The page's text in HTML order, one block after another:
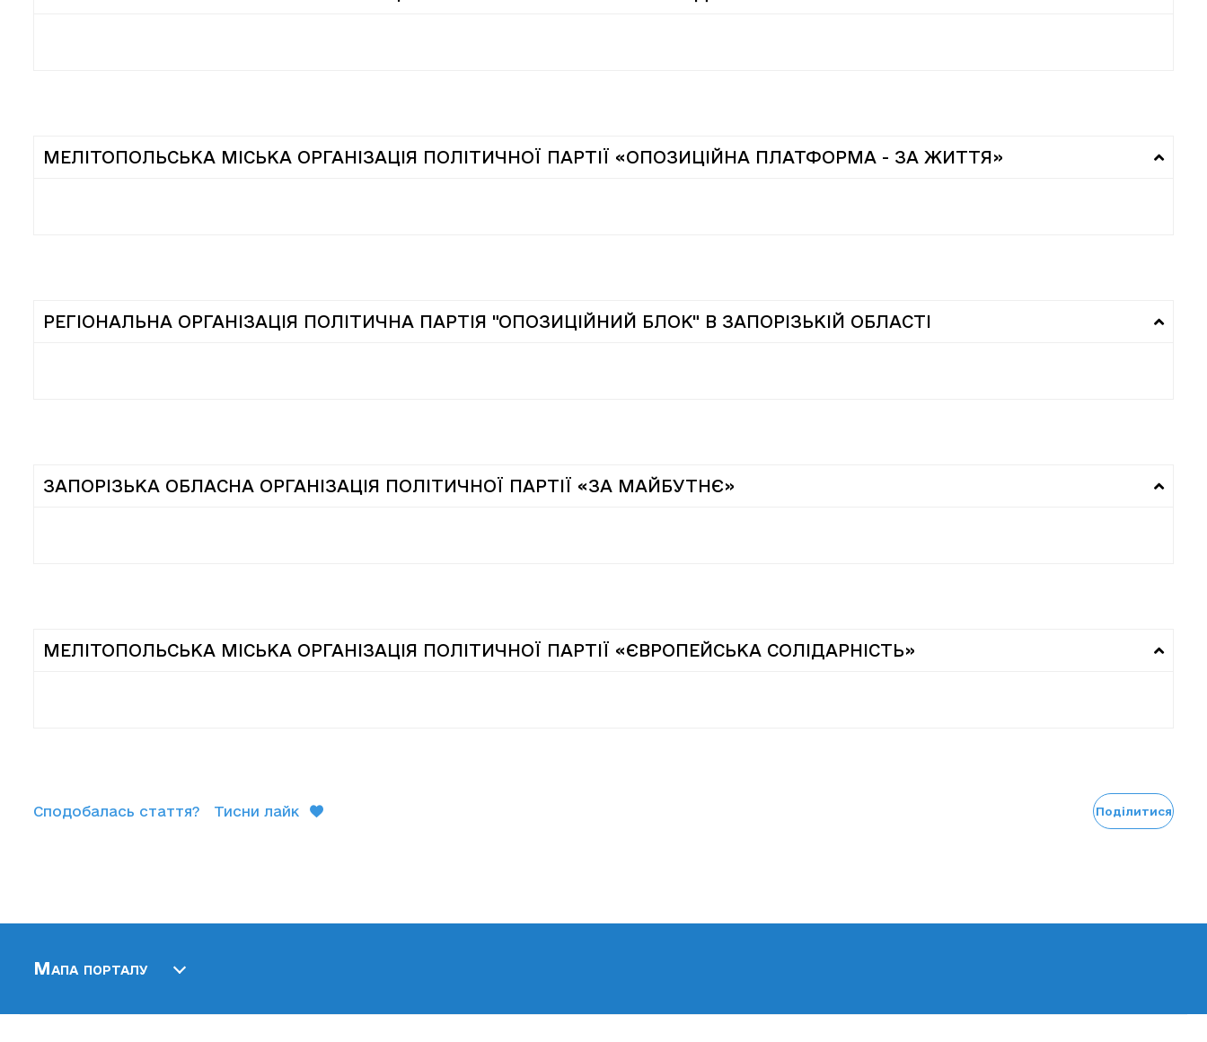
МЕЛІТОПОЛЬСЬКА МІСЬКА ОРГАНІЗАЦІЯ ПОЛІТИЧНОЇ ПАРТІЇ «ОПОЗИЦІЙНА ПЛАТФОРМА - ЗА ЖИТТЯ»
РЕГІОНАЛЬНА ОРГАНІЗАЦІЯ ПОЛІТИЧНА ПАРТІЯ "ОПОЗИЦІЙНИЙ БЛОК" В ЗАПОРІЗЬКІЙ ОБЛАСТІ
ЗАПОРІЗЬКА ОБЛАСНА ОРГАНІЗАЦІЯ ПОЛІТИЧНОЇ ПАРТІЇ «ЗА МАЙБУТНЄ»
МЕЛІТОПОЛЬСЬКА МІСЬКА ОРГАНІЗАЦІЯ ПОЛІТИЧНОЇ ПАРТІЇ «ЄВРОПЕЙСЬКА СОЛІДАРНІСТЬ»
Сподобалась стаття? Тисни лайк Поділитися
Мапа порталу